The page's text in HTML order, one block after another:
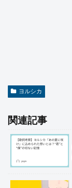
ヨルシカ
関連記事